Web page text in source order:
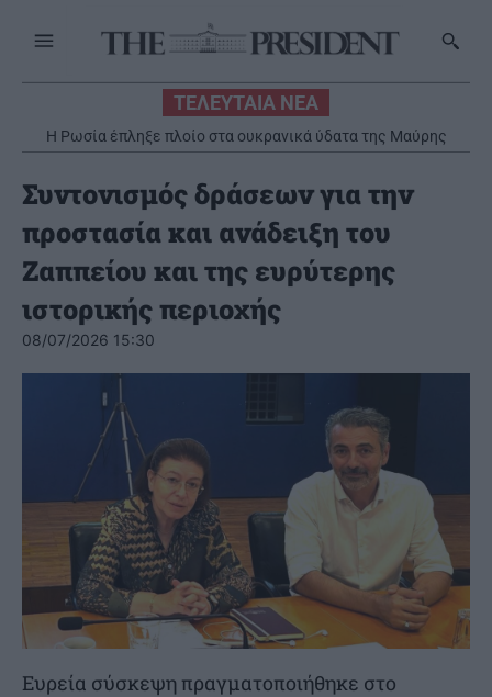
ΤΕΛΕΥΤΑΙΑ ΝΕΑ
Η Ρωσία έπληξε πλοίο στα ουκρανικά ύδατα της Μαύρης
Θάλασσας – Ένας νεκρός
Συντονισμός δράσεων για την
προστασία και ανάδειξη του
Ζαππείου και της ευρύτερης
ιστορικής περιοχής
08/07/2026 15:30
Ευρεία σύσκεψη πραγματοποιήθηκε στο